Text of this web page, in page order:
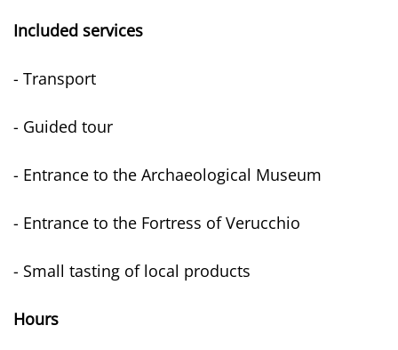
Included services
- Transport
- Guided tour
- Entrance to the Archaeological Museum
- Entrance to the Fortress of Verucchio
- Small tasting of local products
Hours